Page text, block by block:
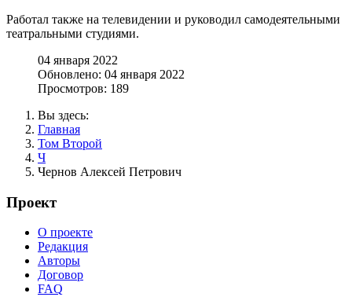
Работал также на телевидении и руководил самодеятельными
театральными студиями.
04 января 2022
Обновлено: 04 января 2022
Просмотров: 189
Вы здесь:
Главная
Том Второй
Ч
Чернов Алексей Петрович
Проект
О проекте
Редакция
Авторы
Договор
FAQ